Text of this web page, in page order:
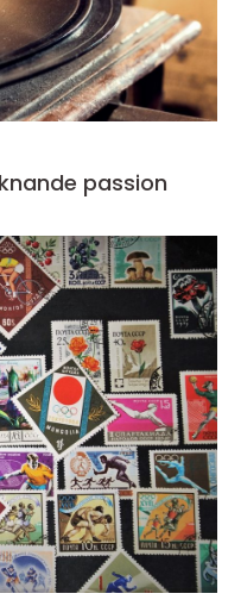
passion